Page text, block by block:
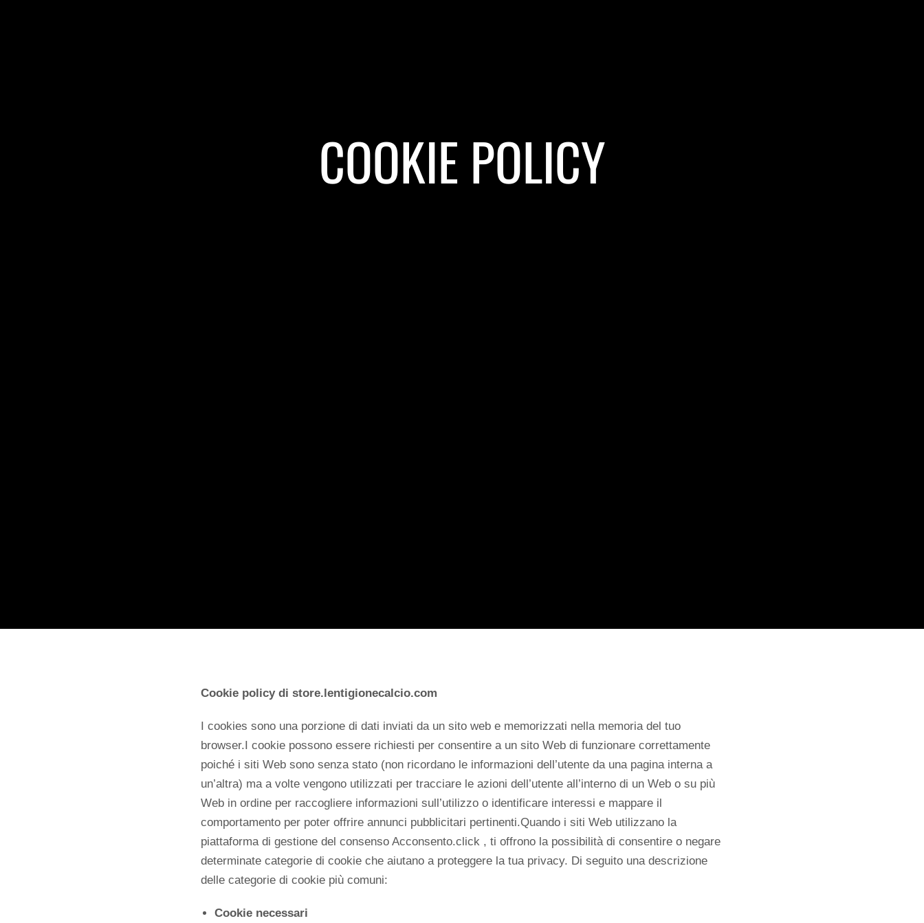
COOKIE POLICY
Cookie policy di store.lentigionecalcio.com
I cookies sono una porzione di dati inviati da un sito web e memorizzati nella memoria del tuo
browser.I cookie possono essere richiesti per consentire a un sito Web di funzionare correttamente
poiché i siti Web sono senza stato (non ricordano le informazioni dell’utente da una pagina interna a
un’altra) ma a volte vengono utilizzati per tracciare le azioni dell’utente all’interno di un Web o su più
Web in ordine per raccogliere informazioni sull’utilizzo o identificare interessi e mappare il
comportamento per poter offrire annunci pubblicitari pertinenti.Quando i siti Web utilizzano la
piattaforma di gestione del consenso Acconsento.click , ti offrono la possibilità di consentire o negare
determinate categorie di cookie che aiutano a proteggere la tua privacy. Di seguito una descrizione
delle categorie di cookie più comuni:
Cookie necessari